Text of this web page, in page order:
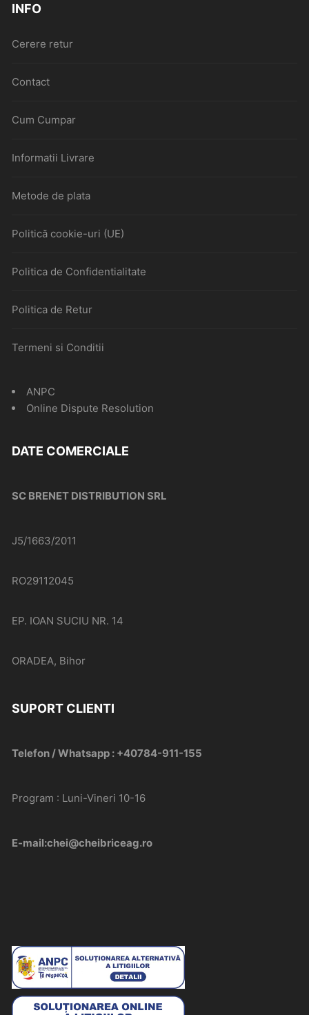
INFO
Cerere retur
Contact
Cum Cumpar
Informatii Livrare
Metode de plata
Politică cookie-uri (UE)
Politica de Confidentialitate
Politica de Retur
Termeni si Conditii
ANPC
Online Dispute Resolution
DATE COMERCIALE
SC BRENET DISTRIBUTION SRL
J5/1663/2011
RO29112045
EP. IOAN SUCIU NR. 14
ORADEA, Bihor
SUPORT CLIENTI
Telefon / Whatsapp : +40784-911-155
Program : Luni-Vineri 10-16
E-mail:chei@cheibriceag.ro